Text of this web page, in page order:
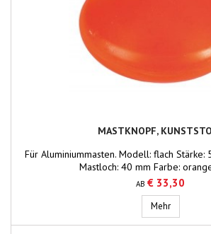
MASTKNOPF,
Für Aluminiummasten. Modell: flach Stärke:
Mastloch: 40 mm Farbe:
AB € 33,30
Mehr